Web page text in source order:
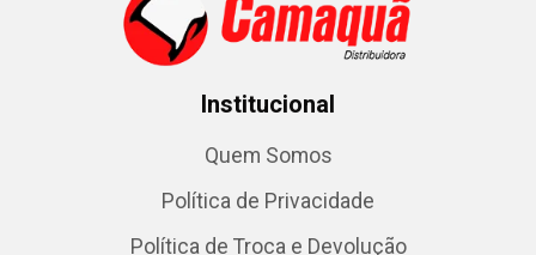
Institucional
Quem Somos
Política de Privacidade
Política de Troca e Devolução